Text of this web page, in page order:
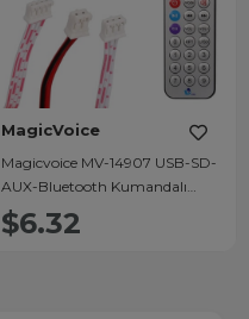
MagicVoice
Magicvoice MV-14907 USB-SD-
AUX-Bluetooth Kumandalı
Ekranlı Oto Teyp Çevirici Dijital
Player Board
$6.32